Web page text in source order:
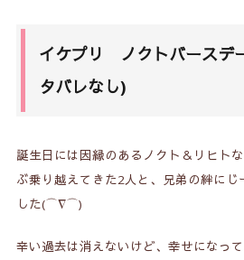
イケプリ ノクトバースデ
タバレなし)
誕生日には因縁のあるノクト＆リヒト
ぶ乗り越えてきた2人と、兄弟の絆に
した(⌒∇⌒)
辛い過去は消えないけど、幸せになっ